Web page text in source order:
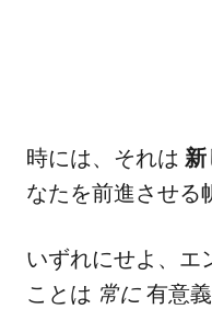
時には、それは 新
なたを前進させる
いずれにせよ、エ
ことは 常に 有意